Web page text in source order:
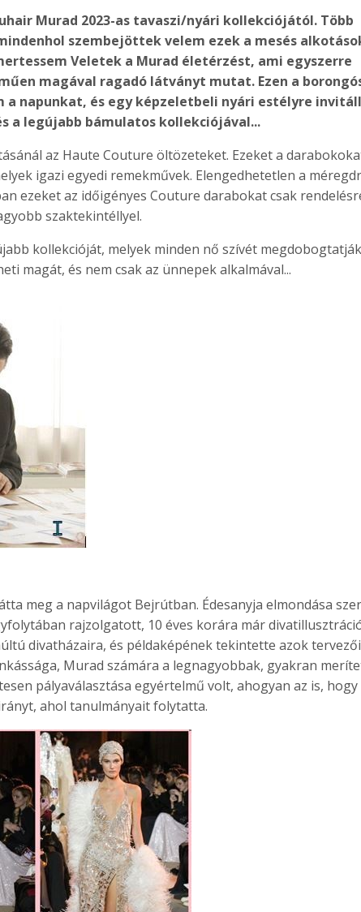
Murad 2023-as tavaszi/nyári kollekciójától. Több
szembejöttek velem ezek a mesés
Veletek a Murad életérzést, ami egyszerre
magával ragadó látványt mutat. Ezen a
napunkat, és egy képzeletbeli nyári estélyre
a legújabb bámulatos kollekciójával...
az Haute Couture öltözeteket. Ezeket a
igazi egyedi remekművek. Elengedhetetlen a
ezeket az időigényes Couture darabokat csak
szaktekintéllyel.
kollekcióját, melyek minden nő szívét
magát, és nem csak az ünnepek alkalmával...
meg a napvilágot Bejrútban. Édesanyja elmondása
rajzolgatott, 10 éves korára már
divatházaira, és példaképének tekintette azok
Murad számára a legnagyobbak, gyakran
pályaválasztása egyértelmű volt, ahogyan az is, hogy
ahol tanulmányait folytatta.